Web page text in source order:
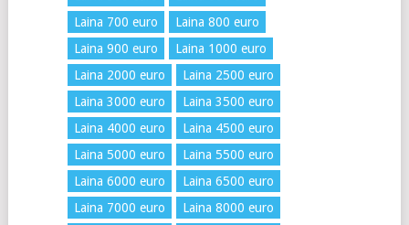
Laina 700 euro
Laina 800 euro
Laina 900 euro
Laina 1000 euro
Laina 2000 euro
Laina 2500 euro
Laina 3000 euro
Laina 3500 euro
Laina 4000 euro
Laina 4500 euro
Laina 5000 euro
Laina 5500 euro
Laina 6000 euro
Laina 6500 euro
Laina 7000 euro
Laina 8000 euro